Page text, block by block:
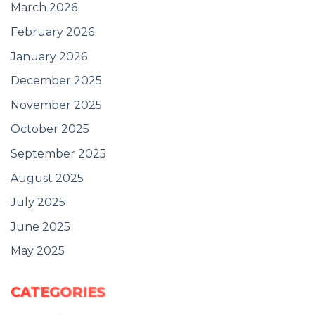
March 2026
February 2026
January 2026
December 2025
November 2025
October 2025
September 2025
August 2025
July 2025
June 2025
May 2025
CATEGORIES